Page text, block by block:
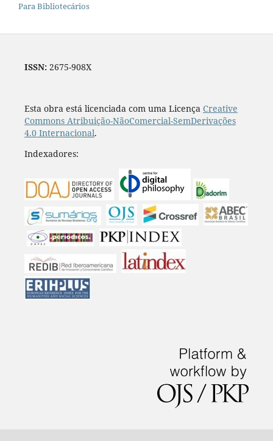
Para Bibliotecários
ISSN:2675-908X
Esta obra está licenciada com uma Licença Creative
Commons Atribuição-NãoComercial-SemDerivações
4.0 Internacional.
Indexadores: